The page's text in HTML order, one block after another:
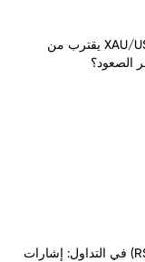
أسعار الذهب اليوم: XAU/USD يقترب من
مؤشر القوة النسبية (RSI) في التداول: إشارات